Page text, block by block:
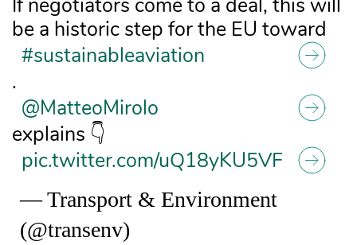
be a historic step for the EU toward
#sustainableaviation
.
@MatteoMirolo
explains 👇
pic.twitter.com/uQ18yKU5VF
— Transport & Environment
(@transenv)